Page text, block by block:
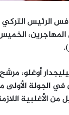
الرئيس التركي
من الأغلبية